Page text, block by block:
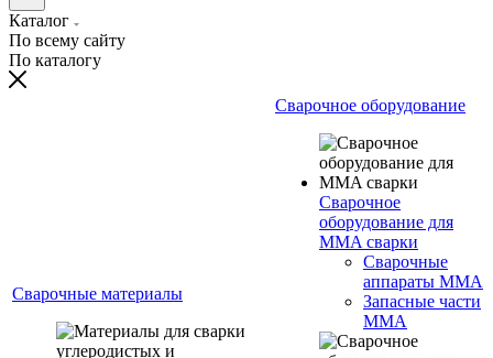
Каталог
По всему сайту
По каталогу
Сварочные материалы
Сварочное оборудование
Сварочное
оборудование для
MMA сварки
Сварочные
аппараты MMA
Запасные части
MMA